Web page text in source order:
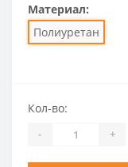
Материал:
Полиуретан
Кол-во:
- +